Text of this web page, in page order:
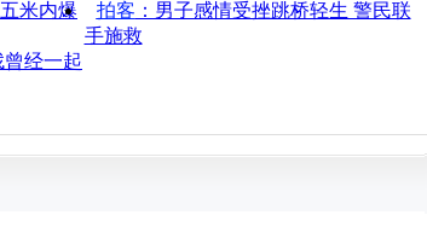
米内爆
拍客 ：男子感情受挫跳桥轻生 警民联
手施救
曾经一起